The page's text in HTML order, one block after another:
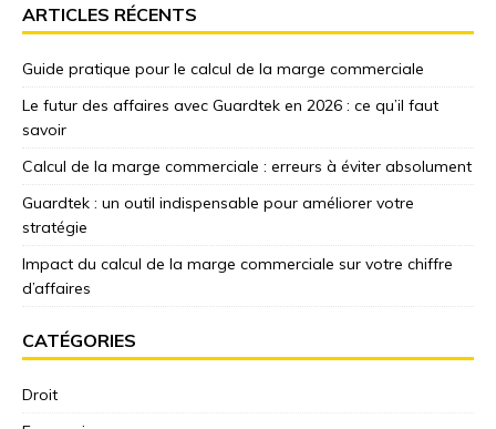
ARTICLES RÉCENTS
Guide pratique pour le calcul de la marge commerciale
Le futur des affaires avec Guardtek en 2026 : ce qu’il faut
savoir
Calcul de la marge commerciale : erreurs à éviter absolument
Guardtek : un outil indispensable pour améliorer votre
stratégie
Impact du calcul de la marge commerciale sur votre chiffre
d’affaires
CATÉGORIES
Droit